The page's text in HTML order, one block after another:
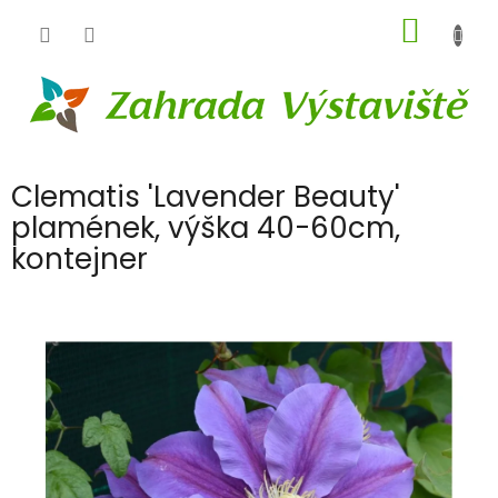
KOŠÍK
Clematis 'Lavender Beauty'
plamének, výška 40-60cm,
kontejner